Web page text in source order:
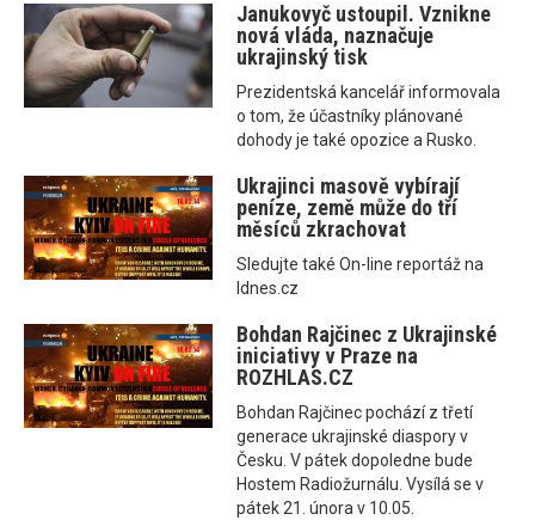
Janukovyč ustoupil. Vznikne
nová vláda, naznačuje
ukrajinský tisk
Prezidentská kancelář informovala
o tom, že účastníky plánované
dohody je také opozice a Rusko.
Ukrajinci masově vybírají
peníze, země může do tří
měsíců zkrachovat
Sledujte také On-line reportáž na
Idnes.cz
Bohdan Rajčinec z Ukrajinské
iniciativy v Praze na
ROZHLAS.CZ
Bohdan Rajčinec pochází z třetí
generace ukrajinské diaspory v
Česku. V pátek dopoledne bude
Hostem Radiožurnálu. Vysílá se v
pátek 21. února v 10.05.